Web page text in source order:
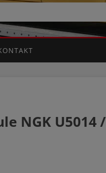
NGK U5014 /